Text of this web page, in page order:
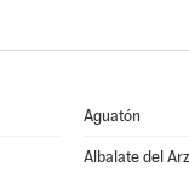
Aguatón
Albalate del